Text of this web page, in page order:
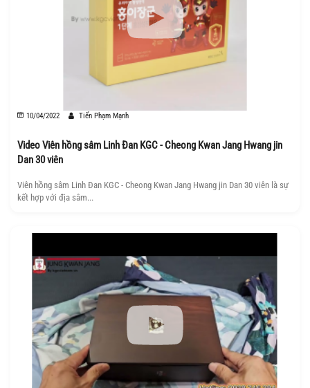
10/04/2022 Tiến Phạm Mạnh
Video Viên hồng sâm Linh Đan KGC - Cheong Kwan Jang Hwang jin
Dan 30 viên
Viên hồng sâm Linh Đan KGC - Cheong Kwan Jang Hwang jin Dan 30 viên là sự
kết hợp với địa sâm...